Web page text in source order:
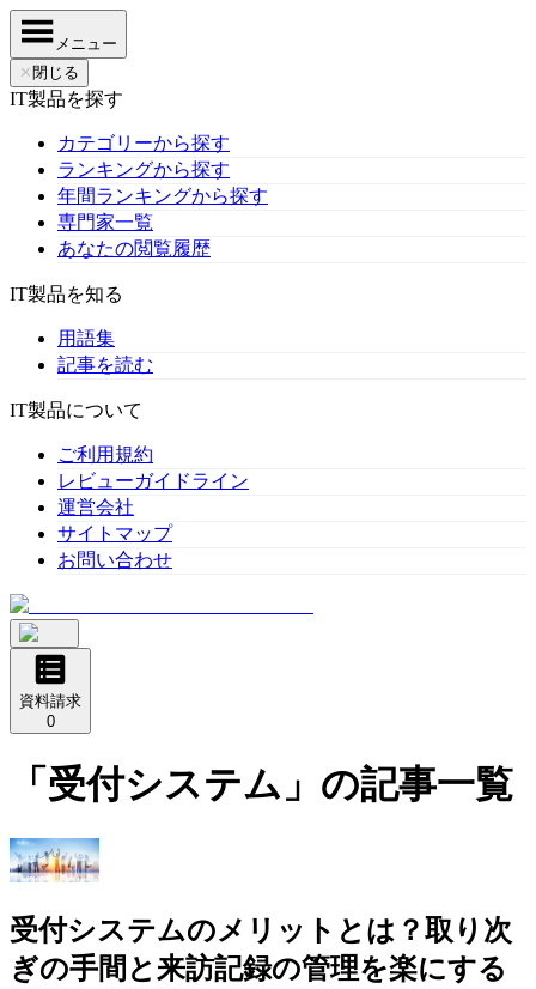
メニュー
✕ 閉じる
IT製品を探す
カテゴリーから探す
ランキングから探す
年間ランキングから探す
専門家一覧
あなたの閲覧履歴
IT製品を知る
用語集
記事を読む
IT製品について
ご利用規約
レビューガイドライン
運営会社
サイトマップ
お問い合わせ
資料請求
0
「 受付システム 」の記事一覧
受付システムのメリットとは？取り次
ぎの手間と来訪記録の管理を楽にする